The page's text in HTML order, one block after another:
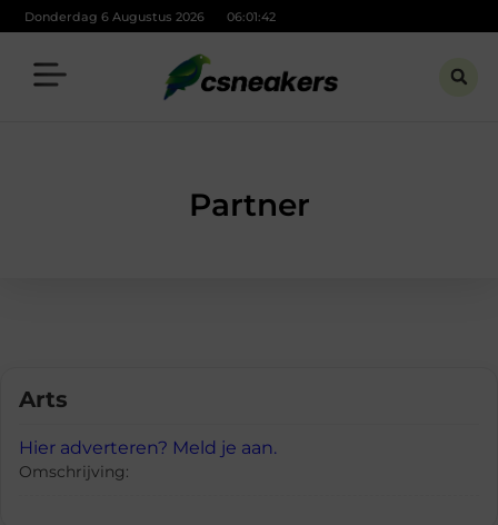
Donderdag 6 Augustus 2026 06:01:42
Partner
Arts
Hier adverteren? Meld je aan.
Omschrijving: